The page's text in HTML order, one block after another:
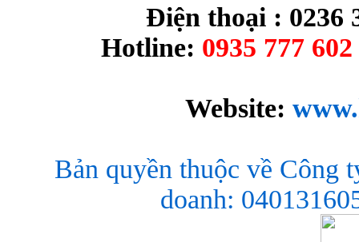
Điện thoại : 0236
Hotline: 0935 777
Website:
Bản quyền thuộc về Công
doanh: